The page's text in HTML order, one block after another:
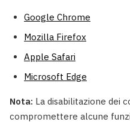
Google Chrome
Mozilla Firefox
Apple Safari
Microsoft Edge
Nota: La disabilitazione dei
compromettere alcune